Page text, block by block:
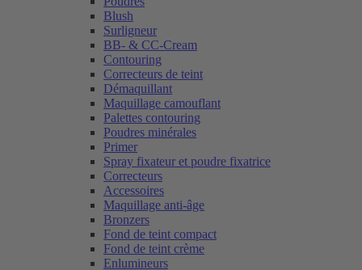
Blush
Surligneur
BB- & CC-Cream
Contouring
Correcteurs de teint
Démaquillant
Maquillage camouflant
Palettes contouring
Poudres minérales
Primer
Spray fixateur et poudre fixatrice
Correcteurs
Accessoires
Maquillage anti-âge
Bronzers
Fond de teint compact
Fond de teint crème
Enlumineurs